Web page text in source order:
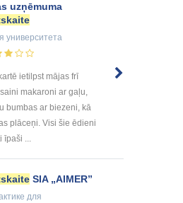
uzņēmuma
университета
ietilpst mājas frī
makaroni ar gaļu,
bumbas ar biezeni, kā
plāceņi. Visi šie ēdieni
īpaši ...
SIA „AIMER”
для